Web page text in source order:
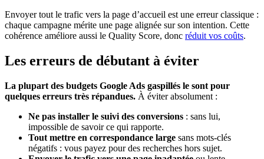
Envoyer tout le trafic vers la page d’accueil est une erreur classique :
chaque campagne mérite une page alignée sur son intention. Cette
cohérence améliore aussi le Quality Score, donc réduit vos coûts.
Les erreurs de débutant à éviter
La plupart des budgets Google Ads gaspillés le sont pour
quelques erreurs très répandues. À éviter absolument :
Ne pas installer le suivi des conversions : sans lui,
impossible de savoir ce qui rapporte.
Tout mettre en correspondance large sans mots-clés
négatifs : vous payez pour des recherches hors sujet.